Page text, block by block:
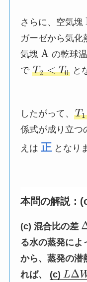
さらに、空気塊
ガーゼから気化
気塊A の乾球
でT2 < T0 と
したがって、T1
係式が成り立つ
えは 正 となり
本問の解説：
(c) 混合比の差
る水の蒸発によ
から、蒸発の潜
れば、 (c) LΔ